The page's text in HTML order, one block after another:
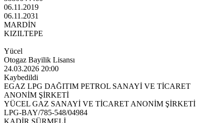
06.11.2019
06.11.2031
MARDİN
KIZILTEPE
Yücel
Otogaz Bayilik Lisansı
24.03.2026 20:00
Kaybedildi
EGAZ LPG DAĞITIM PETROL SANAYİ VE TİCARET
ANONİM ŞİRKETİ
YÜCEL GAZ SANAYİ VE TİCARET ANONİM ŞİRKETİ
LPG-BAY/785-548/04984
KADİR SÜRMELİ